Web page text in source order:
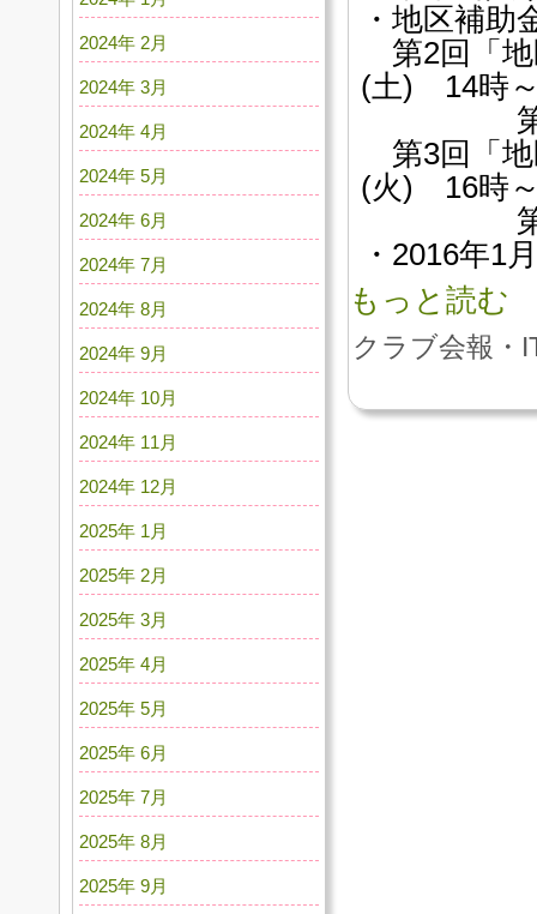
・地区補助
第2回「地
(土) 14時
第一
第3回「地
(火) 16時
第一
・2016年
もっと読む
クラブ会報・
2024年 2月
2024年 3月
2024年 4月
2024年 5月
2024年 6月
2024年 7月
2024年 8月
2024年 9月
2024年 10月
2024年 11月
2024年 12月
2025年 1月
2025年 2月
2025年 3月
2025年 4月
2025年 5月
2025年 6月
2025年 7月
2025年 8月
2025年 9月